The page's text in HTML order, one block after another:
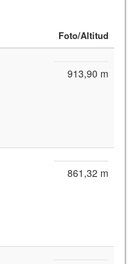
Foto/Altitud
913,90 m
861,32 m